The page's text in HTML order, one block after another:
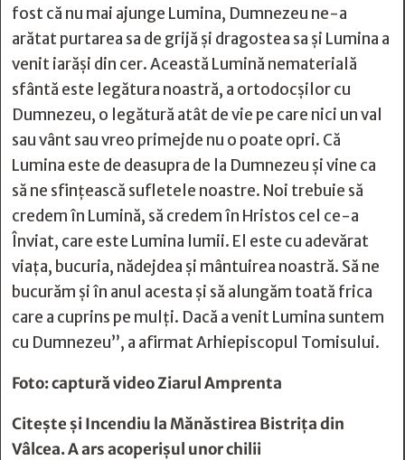
fost că nu mai ajunge Lumina, Dumnezeu ne-a
arătat purtarea sa de grijă şi dragostea sa şi Lumina a
venit iarăşi din cer. Această Lumină nematerială
sfântă este legătura noastră, a ortodocşilor cu
Dumnezeu, o legătură atât de vie pe care nici un val
sau vânt sau vreo primejde nu o poate opri. Că
Lumina este de deasupra de la Dumnezeu şi vine ca
să ne sfinţească sufletele noastre. Noi trebuie să
credem în Lumină, să credem în Hristos cel ce-a
Înviat, care este Lumina lumii. El este cu adevărat
viaţa, bucuria, nădejdea şi mântuirea noastră. Să ne
bucurăm şi în anul acesta şi să alungăm toată frica
care a cuprins pe mulţi. Dacă a venit Lumina suntem
cu Dumnezeu”, a afirmat Arhiepiscopul Tomisului.
Foto: captură videoZiarul Amprenta
Citește șiIncendiu la Mănăstirea Bistriţa din
Vâlcea. A ars acoperișul unor chilii